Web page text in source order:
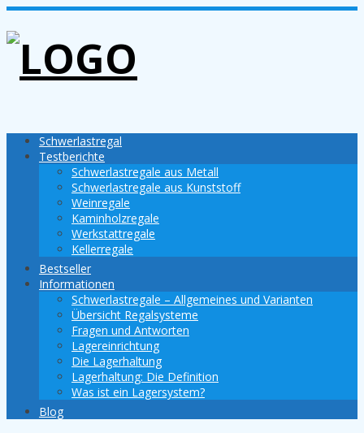
Schwerlastregal
Testberichte
Schwerlastregale aus Metall
Schwerlastregale aus Kunststoff
Weinregale
Kaminholzregale
Werkstattregale
Kellerregale
Bestseller
Informationen
Schwerlastregale – Allgemeines und Varianten
Übersicht Regalsysteme
Fragen und Antworten
Lagereinrichtung
Die Lagerhaltung
Lagerhaltung: Die Definition
Was ist ein Lagersystem?
Blog